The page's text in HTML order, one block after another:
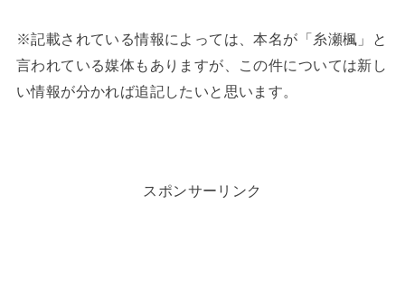
※記載されている情報によっては、本名が「糸瀬楓」と
言われている媒体もありますが、この件については新し
い情報が分かれば追記したいと思います。
スポンサーリンク